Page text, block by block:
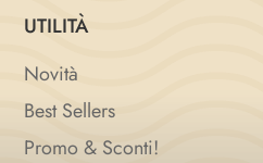
UTILITÀ
Novità
Best Sellers
Promo & Sconti!